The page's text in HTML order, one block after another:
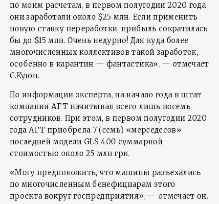
по моим расчетам, в первом полугодии 2020 года
они заработали около $25 млн. Если применить
новую ставку переработки, прибыль сократилась
бы до $15 млн. Очень недурно! Для куда более
многочисленных коллективов такой заработок,
особенно в карантин — фантастика», — отмечает
С.Куюн.
По информации эксперта, на начало года в штат
компании АГТ начитывал всего лишь восемь
сотрудников. При этом, в первом полугодии 2020
года АГТ приобрела 7 (семь) «мерседесов»
последней модели GLS 400 суммарной
стоимостью около 25 млн грн.
«Могу предположить, что машины разъехались
по многочисленным бенефициарам этого
проекта вокруг госпредприятия», — отмечает он.